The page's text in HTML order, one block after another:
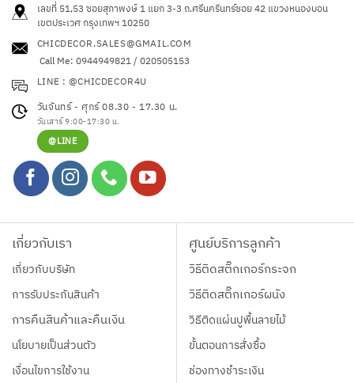
เลขที่ 51,53 ซอยสุภาพงษ์ 1 แยก 3-3 ถ.ศรีนครินทร์ซอย 42แขวงหนองบอน
เขตประเวศ กรุงเทพฯ 10250
CHICDECOR.SALES@GMAIL.COM
Call Me: 0944949821 / 020505153
LINE : @CHICDECOR4U
วันจันทร์ - ศุกร์ 08.30 - 17.30 น.
วันเสาร์ 9:00-17:30 น.
@LINE
เกี่ยวกับเรา
เกี่ยวกับบริษัท
การรับประกันสินค้า
การคืนสินค้าและคืนเงิน
นโยบายเป็นส่วนตัว
เงื่อนไขการใช้งาน
ศูนย์บริการลูกค้า
วิธีติดสติ๊กเกอร์กระจก
วิธีติดสติ๊กเกอร์ผนัง
วิธีติดแผ่นปูพื้นลายไม้
ขั้นตอนการสั่งซื้อ
ช่องทางชำระเงิน